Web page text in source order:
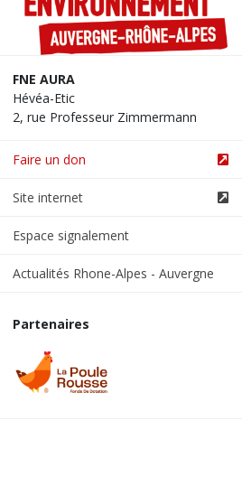
FNE AURA
Hévéa-Etic
2, rue Professeur Zimmermann
Faire un don
Site internet
Espace signalement
Actualités Rhone-Alpes - Auvergne
Partenaires